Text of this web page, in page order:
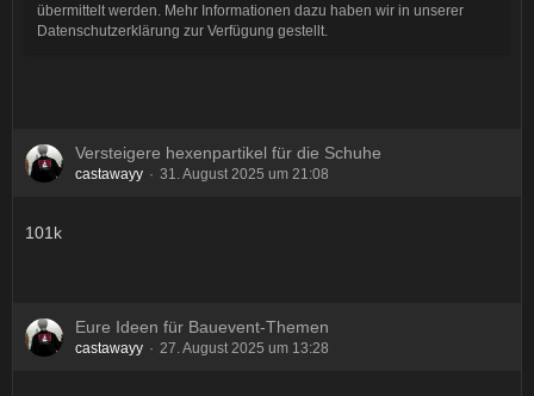
übermittelt werden. Mehr Informationen dazu haben wir in unserer
Datenschutzerklärung zur Verfügung gestellt.
Versteigere hexenpartikel für die Schuhe
castawayy 31. August 2025 um 21:08
101k
Eure Ideen für Bauevent-Themen
castawayy 27. August 2025 um 13:28